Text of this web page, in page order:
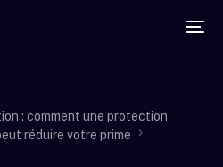
: comment une protection
réduire votre prime